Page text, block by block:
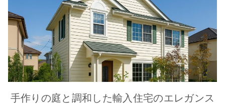
手作りの庭と調和した輸入住宅のエレガンス